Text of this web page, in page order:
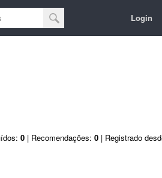
Login
0 | Recomendações: 0 | Registrado